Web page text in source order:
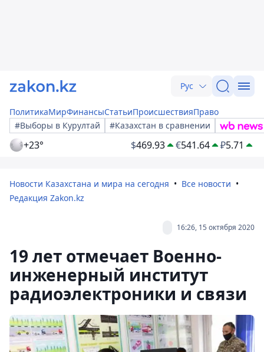
Рус
ПолитикаМирФинансыСтатьиПроисшествияПраво
#Выборы в Курултай
#Казахстан в сравнении
+23° $469.93 €541.64 ₽5.71
Новости Казахстана и мира на сегодня
Все новости
Редакция Zakon.kz
16:26, 15 октября 2020
19 лет отмечает Военно-
инженерный институт
радиоэлектроники и связи